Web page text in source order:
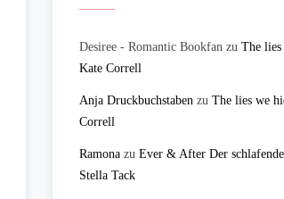
Desiree - Romantic Bookfan zu The
Kate Correll
Anja Druckbuchstaben zu The lies we
Correll
Ramona zu Ever & After Der
Stella Tack